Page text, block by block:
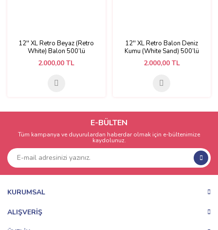
12'' XL Retro Beyaz (Retro
White) Balon 500’lü
2.000,00 TL
12'' XL Retro Balon Deniz
Kumu (White Sand) 500’lü
2.000,00 TL
E-BÜLTEN
Tüm kampanya ve duyurulardan haberdar olmak için e-bültenimize
kaydolunuz.
KURUMSAL
ALIŞVERİŞ